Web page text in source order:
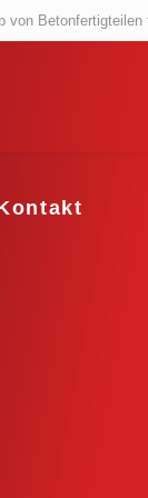
von Betonfertigteilen